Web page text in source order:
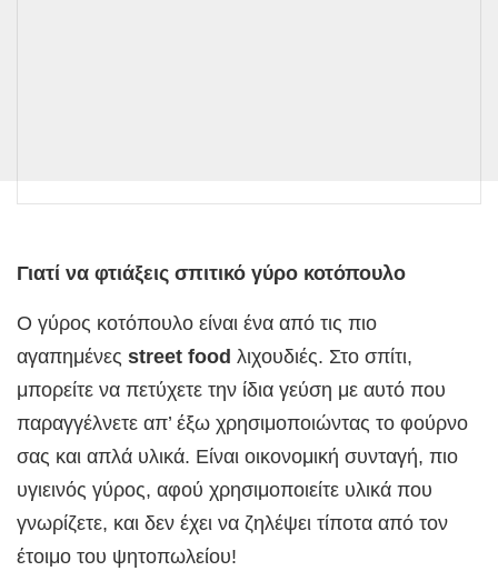
Γιατί να φτιάξεις σπιτικό γύρο κοτόπουλο
Ο γύρος κοτόπουλο είναι ένα από τις πιο
αγαπημένες street food λιχουδιές. Στο σπίτι,
μπορείτε να πετύχετε την ίδια γεύση με αυτό που
παραγγέλνετε απ’ έξω χρησιμοποιώντας το φούρνο
σας και απλά υλικά. Είναι οικονομική συνταγή, πιο
υγιεινός γύρος, αφού χρησιμοποιείτε υλικά που
γνωρίζετε, και δεν έχει να ζηλέψει τίποτα από τον
έτοιμο του ψητοπωλείου!